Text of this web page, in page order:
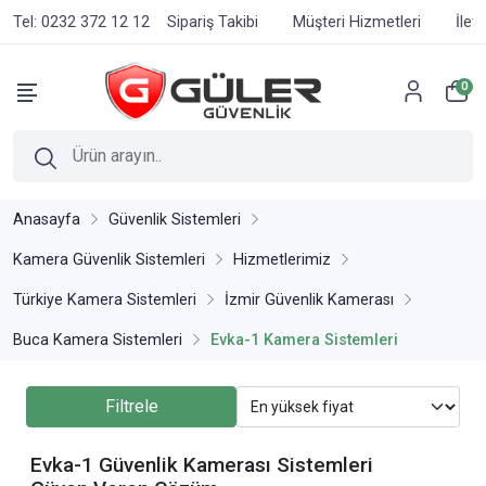
Tel: 0232 372 12 12 Sipariş Takibi Müşteri Hizmetleri
0
Anasayfa Güvenlik Sistemleri
Kamera Güvenlik Sistemleri Hizmetlerimiz
Türkiye Kamera Sistemleri İzmir Güvenlik Kamerası
Buca Kamera Sistemleri Evka-1 Kamera Sistemleri
Filtrele
Evka-1 Güvenlik Kamerası Sistemleri